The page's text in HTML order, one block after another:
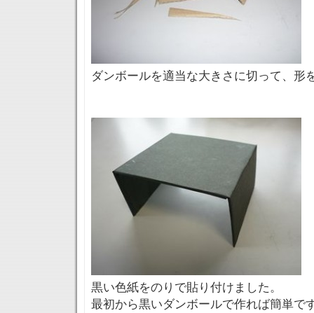
ダンボールを適当な大きさに切って、形
黒い色紙をのりで貼り付けました。
最初から黒いダンボールで作れば簡単で